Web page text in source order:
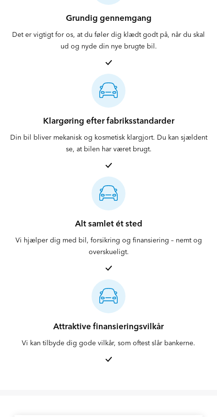
Grundig gennemgang
Det er vigtigt for os, at du føler dig klædt godt på, når du skal
ud og nyde din nye brugte bil.
Klargøring efter fabriksstandarder
Din bil bliver mekanisk og kosmetisk klargjort. Du kan sjældent
se, at bilen har været brugt.
Alt samlet ét sted
Vi hjælper dig med bil, forsikring og finansiering – nemt og
overskueligt.
Attraktive finansieringsvilkår
Vi kan tilbyde dig gode vilkår, som oftest slår bankerne.